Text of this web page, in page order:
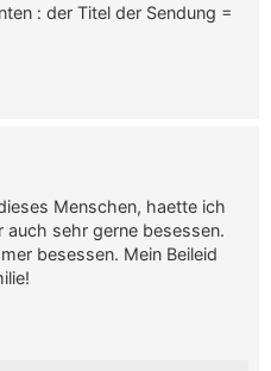
: der Titel der Sendung =
Menschen, haette ich
auch sehr gerne besessen.
besessen. Mein Beileid